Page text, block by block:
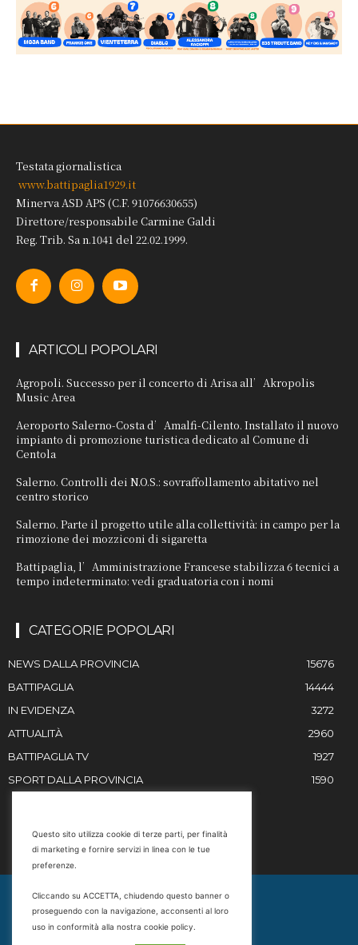
Testata giornalistica
www.battipaglia1929.it
Minerva ASD APS (C.F. 91076630655)
Direttore/responsabile Carmine Galdi
Reg. Trib. Sa n.1041 del 22.02.1999.
ARTICOLI POPOLARI
Agropoli. Successo per il concerto di Arisa all’Akropolis
Music Area
Aeroporto Salerno-Costa d’Amalfi-Cilento. Installato il nuovo
impianto di promozione turistica dedicato al Comune di
Centola
Salerno. Controlli dei N.O.S.: sovraffollamento abitativo nel
centro storico
Salerno. Parte il progetto utile alla collettività: in campo per la
rimozione dei mozziconi di sigaretta
Battipaglia, l’Amministrazione Francese stabilizza 6 tecnici a
tempo indeterminato: vedi graduatoria con i nomi
CATEGORIE POPOLARI
NEWS DALLA PROVINCIA
15676
BATTIPAGLIA
14444
IN EVIDENZA
3272
ATTUALITÀ
2960
BATTIPAGLIA TV
1927
SPORT DALLA PROVINCIA
1590
Email
marketing@battipaglia1929.it
carminegaldi@virgilio.it
Questo sito utilizza cookie di terze parti, per finalità
di marketing e fornire servizi in linea con le tue
preferenze.
Cliccando su ACCETTA, chiudendo questo banner o
proseguendo con la navigazione, acconsenti al loro
uso in conformità alla nostra cookie policy.